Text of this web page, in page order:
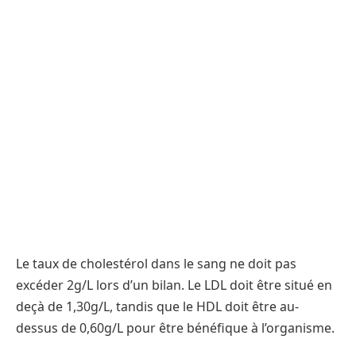
Le taux de cholestérol dans le sang ne doit pas
excéder 2g/L lors d’un bilan. Le LDL doit être situé en
deçà de 1,30g/L, tandis que le HDL doit être au-
dessus de 0,60g/L pour être bénéfique à l’organisme.